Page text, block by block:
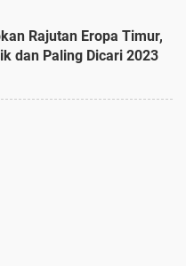
Rajutan Eropa Timur,
dan Paling Dicari 2023